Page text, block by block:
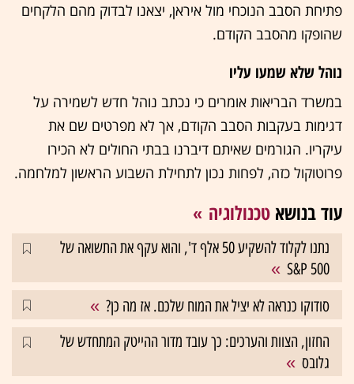
פתיחת הסבב הנוכחי מול איראן, יצאנו לבדוק מהם הלקחים
שהופקו מהסבב הקודם.
נוהל שלא שמעו עליו
במשרד הבריאות אומרים כי נכתב נוהל חדש לשמירה על
דגימות בעקבות הסבב הקודם, אך לא מפרטים שם את
עיקריו. הגורמים שאיתם דיברנו בבתי החולים לא הכירו
פרוטוקול כזה, לפחות נכון לתחילת השבוע הראשון למלחמה.
עוד בנושא טכנולוגיה
נתנו לקלוד להשקיע 50 אלף ד', והוא עקף את התשואה של
S&P 500
סודוקו כנראה לא יציל את המוח שלכם. אז מה כן?
החזון, הצוות והערכים: כך עובד מדור ההייטק המתחדש של
גלובס